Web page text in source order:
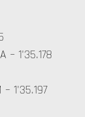
– 1'35.178
1'35.197